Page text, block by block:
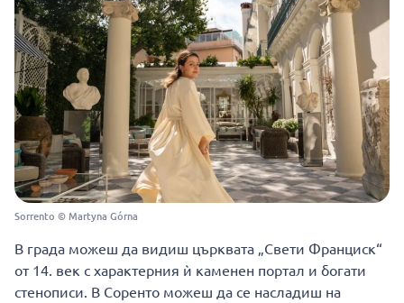
Sorrento © Martyna Górna
В града можеш да видиш църквата „Свети Франциск“
от 14. век с характерния ѝ каменен портал и богати
стенописи. В Соренто можеш да се насладиш на